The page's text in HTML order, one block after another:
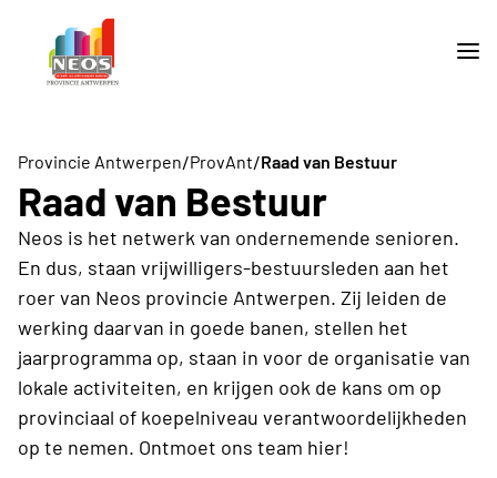
Provincie Antwerpen/ProvAnt/Raad van Bestuur
Raad van Bestuur
Neos is het netwerk van ondernemende senioren.
En dus, staan vrijwilligers-bestuursleden aan het
roer van Neos provincie Antwerpen. Zij leiden de
werking daarvan in goede banen, stellen het
jaarprogramma op, staan in voor de organisatie van
lokale activiteiten, en krijgen ook de kans om op
provinciaal of koepelniveau verantwoordelijkheden
op te nemen. Ontmoet ons team hier!